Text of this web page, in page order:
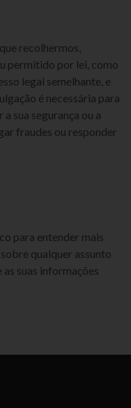
recolhermos,
permitido por lei, como
legal semelhante, e
é necessária para
sua segurança ou a
fraudes ou responder
para entender mais
qualquer assunto
suas informações